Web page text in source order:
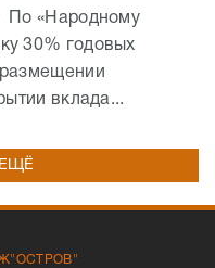
По «Народному
30% годовых
вклада...